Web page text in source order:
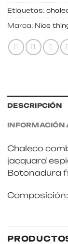
Etiquetas:
Marca: Nice
DESCRIPCIÓN
INFORMACIÓN
Chaleco
jacquard
Botonadura